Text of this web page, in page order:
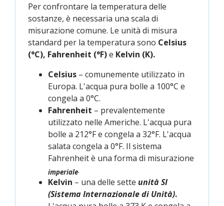
Per confrontare la temperatura delle
sostanze, è necessaria una scala di
misurazione comune. Le unità di misura
standard per la temperatura sono Celsius
(°C), Fahrenheit (°F)e Kelvin (K).
Celsius – comunemente utilizzato in
Europa. L'acqua pura bolle a 100°C e
congela a 0°C.
Fahrenheit – prevalentemente
utilizzato nelle Americhe. L'acqua pura
bolle a 212°F e congela a 32°F. L'acqua
salata congela a 0°F. Il sistema
Fahrenheit è una forma di misurazione
imperiale.
Kelvin – una delle sette unità SI
(Sistema Internazionale di Unità).